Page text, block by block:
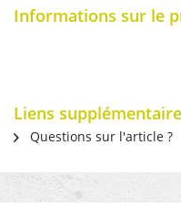
Informations sur le
Liens
Questions sur l'article ?